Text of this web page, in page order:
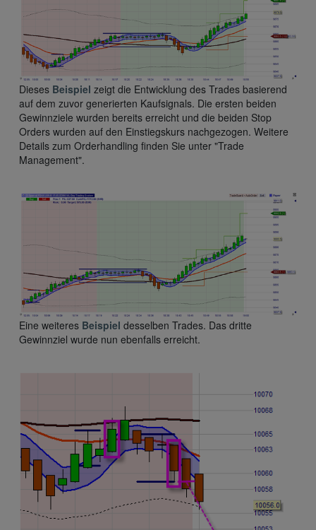
Dieses Beispiel zeigt die Entwicklung des Trades basierend
auf dem zuvor generierten Kaufsignals. Die ersten beiden
Gewinnziele wurden bereits erreicht und die beiden Stop
Orders wurden auf den Einstiegskurs nachgezogen. Weitere
Details zum Orderhandling finden Sie unter "Trade
Management".
Eine weiteres Beispiel desselben Trades. Das dritte
Gewinnziel wurde nun ebenfalls erreicht.